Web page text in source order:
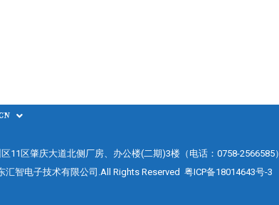
11区肇庆大道北侧厂房、办公楼(二期)3楼（电话：0758-2566585）
汇智电子技术有限公司.All Rights Reserved 粤ICP备18014643号-3